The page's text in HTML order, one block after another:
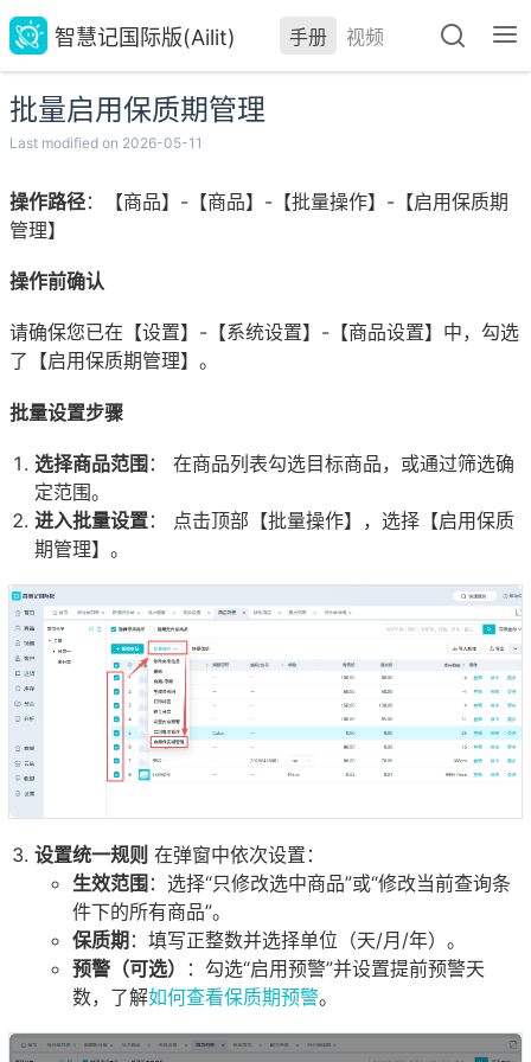
智慧记国际版(Ailit) 手册 视频
批量启用保质期管理
Last modified on 2026-05-11
操作路径：【商品】-【商品】-【批量操作】-【启用保质期
管理】
操作前确认
请确保您已在【设置】-【系统设置】-【商品设置】中，勾选
了【启用保质期管理】。
批量设置步骤
选择商品范围 ： 在商品列表勾选目标商品，或通过筛选确
定范围。
进入批量设置： 点击顶部【批量操作】，选择【启用保质
期管理】。
设置统一规则 在弹窗中依次设置：
生效范围 ：选择“只修改选中商品”或“修改当前查询条
件下的所有商品”。
保质期 ：填写正整数并选择单位（天/月/年）。
预警（可选）
：勾选“启用预警”并设置提前预警天
数，了解如何查看保质期预警。